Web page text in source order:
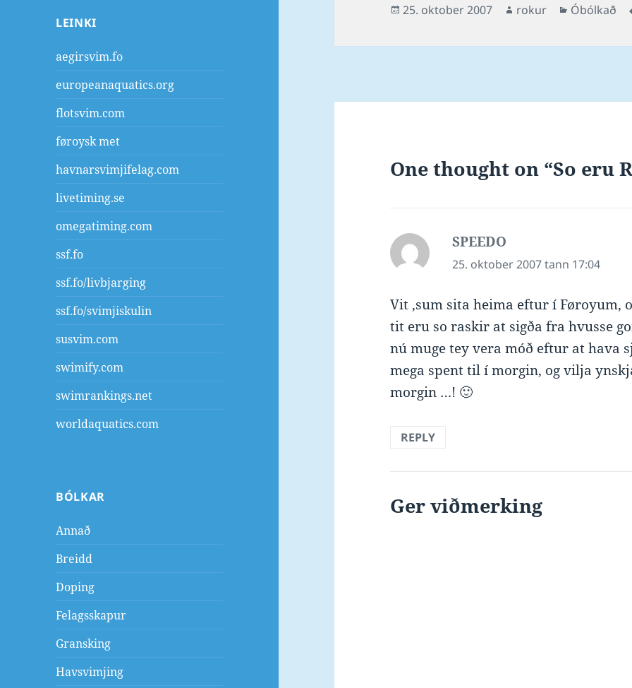
LEINKI
aegirsvim.fo
europeanaquatics.org
flotsvim.com
føroysk met
havnarsvimjifelag.com
livetiming.se
omegatiming.com
ssf.fo
ssf.fo/livbjarging
ssf.fo/svimjiskulin
susvim.com
swimify.com
swimrankings.net
worldaquatics.com
BÓLKAR
Annað
Breidd
Doping
Felagsskapur
Gransking
Havsvimjing
Posted
25. oktober 2007 Author
rokur Categories
Óbólkað
One thought on “So eru
SPEEDO
25. oktober 2007 tann 17:04
Vit ,sum sita heima eftur í Føroyum,
tit eru so raskir at sigða fra hvusse
nú muge tey vera móð eftur at hava
mega spent til í morgin, og vilja
morgin …! 🙂
REPLY
Ger viðmerking